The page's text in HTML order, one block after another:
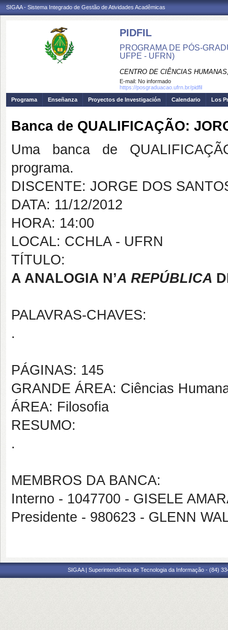
SIGAA - Sistema Integrado de Gestão de Atividades Acadêmicas
PIDFIL
PROGRAMA DE PÓS-
UFPE - UFRN)
CENTRO DE CIÊNCIAS
E-mail: No informado
https://posgraduacao.ufrn.br/pidfil
Programa
Enseñanza Proyectos de Investigación Calendario Los
Banca de QUALIFICAÇÃO:
Uma banca de
programa.
DISCENTE: JORGE DOS
DATA: 11/12/2012
HORA: 14:00
LOCAL: CCHLA - UFRN
TÍTULO:
A ANALOGIA N’A REPÚBLICA
PALAVRAS-CHAVES:
.
PÁGINAS: 145
GRANDE ÁREA: Ciências
ÁREA: Filosofia
RESUMO:
.
MEMBROS DA BANCA:
Interno - 1047700 - GISELE
Presidente - 980623 - GLENN
SIGAA | Superintendência de Tecnologia da Informação - (84)